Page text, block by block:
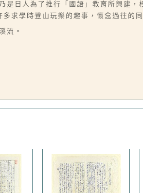
日人為了推行「國語」教育所興建
求學時登山玩樂的趣事，懷念過往的
流。